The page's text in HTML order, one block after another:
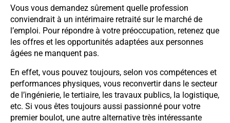
Vous vous demandez sûrement quelle profession
conviendrait à un intérimaire retraité sur le marché de
l’emploi. Pour répondre à votre préoccupation, retenez que
les offres et les opportunités adaptées aux personnes
âgées ne manquent pas.
En effet, vous pouvez toujours, selon vos compétences et
performances physiques, vous reconvertir dans le secteur
de l’ingénierie, le tertiaire, les travaux publics, la logistique,
etc. Si vous êtes toujours aussi passionné pour votre
premier boulot, une autre alternative très intéressante